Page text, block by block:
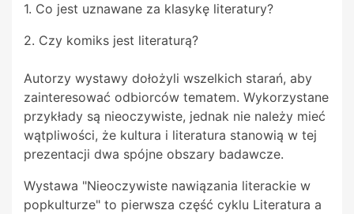
1. Co jest uznawane za klasykę literatury?
2. Czy komiks jest literaturą?
Autorzy wystawy dołożyli wszelkich starań, aby
zainteresować odbiorców tematem. Wykorzystane
przykłady są nieoczywiste, jednak nie należy mieć
wątpliwości, że kultura i literatura stanowią w tej
prezentacji dwa spójne obszary badawcze.
Wystawa "Nieoczywiste nawiązania literackie w
popkulturze" to pierwsza część cyklu Literatura a